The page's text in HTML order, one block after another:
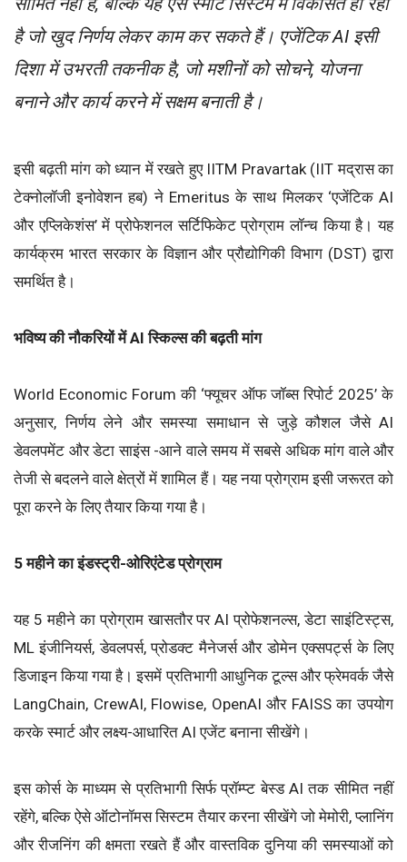
है जो खुद निर्णय लेकर काम कर सकते हैं। एजेंटिक AI इसी
दिशा में उभरती तकनीक है, जो मशीनों को सोचने, योजना
बनाने और कार्य करने में सक्षम बनाती है।
इसी बढ़ती मांग को ध्यान में रखते हुए IITM Pravartak (IIT मद्रास का
टेक्नोलॉजी इनोवेशन हब) ने Emeritus के साथ मिलकर ‘एजेंटिक AI
और एप्लिकेशंस’ में प्रोफेशनल सर्टिफिकेट प्रोग्राम लॉन्च किया है। यह
कार्यक्रम भारत सरकार के विज्ञान और प्रौद्योगिकी विभाग (DST) द्वारा
समर्थित है।
भविष्य की नौकरियों में AI स्किल्स की बढ़ती मांग
World Economic Forum की ‘फ्यूचर ऑफ जॉब्स रिपोर्ट 2025’ के
अनुसार, निर्णय लेने और समस्या समाधान से जुड़े कौशल जैसे AI
डेवलपमेंट और डेटा साइंस -आने वाले समय में सबसे अधिक मांग वाले और
तेजी से बदलने वाले क्षेत्रों में शामिल हैं। यह नया प्रोग्राम इसी जरूरत को
पूरा करने के लिए तैयार किया गया है।
5 महीने का इंडस्ट्री-ओरिएंटेड प्रोग्राम
यह 5 महीने का प्रोग्राम खासतौर पर AI प्रोफेशनल्स, डेटा साइंटिस्ट्स,
ML इंजीनियर्स, डेवलपर्स, प्रोडक्ट मैनेजर्स और डोमेन एक्सपर्ट्स के लिए
डिजाइन किया गया है। इसमें प्रतिभागी आधुनिक टूल्स और फ्रेमवर्क जैसे
LangChain, CrewAI, Flowise, OpenAI और FAISS का उपयोग
करके स्मार्ट और लक्ष्य-आधारित AI एजेंट बनाना सीखेंगे।
इस कोर्स के माध्यम से प्रतिभागी सिर्फ प्रॉम्प्ट बेस्ड AI तक सीमित नहीं
रहेंगे, बल्कि ऐसे ऑटोनॉमस सिस्टम तैयार करना सीखेंगे जो मेमोरी, प्लानिंग
और रीजनिंग की क्षमता रखते हैं और वास्तविक दुनिया की समस्याओं को